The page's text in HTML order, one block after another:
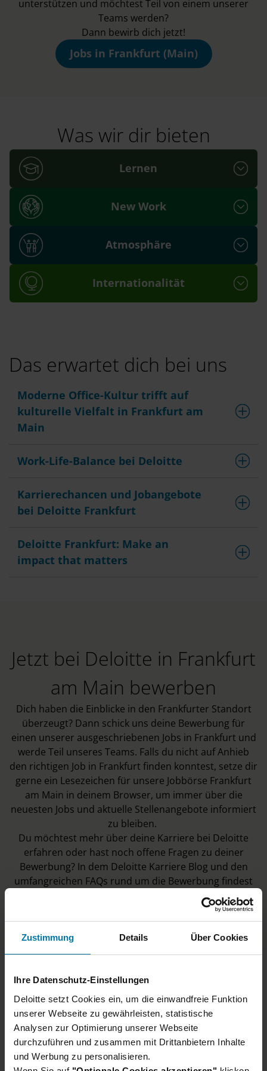
Zustimmung Details Über Cookies
Ihre Datenschutz-Einstellungen
Deloitte setzt Cookies ein, um die einwandfreie Funktion
unserer Webseite zu gewährleisten, statistische
Analysen zur Optimierung unserer Webseite
durchzuführen und zusammen mit Drittanbietern Inhalte
und Werbung zu personalisieren.
unterstützen und möchtest Teil von einem unserer
Teams werden?
Dann bewirb dich jetzt!
Jobs in Frankfurt (Main)
Was wir dir bieten
Lernen
New Work
Atmosphäre
Internationalität
Das erwartet dich bei uns
Moderne Office-Kultur trifft auf
kulturelle Vielfalt in Frankfurt am
Main
Work-Life-Balance bei Deloitte
Karrierechancen und Jobangebote
bei Deloitte Frankfurt
Deloitte Frankfurt: Make an
impact that matters
Jetzt bei Deloitte in Frankfurt
am Main bewerben
Dich haben die Einblicke in den Frankfurter Standort
überzeugt? Dann schick uns deine Bewerbung für
einen unserer ausgeschriebenen Jobs in Frankfurt und
werde Teil unseres Teams. Falls du nicht auf Anhieb
den richtigen Job in Frankfurt finden konntest, setze dir
gerne ein Lesezeichen für unsere Jobbörse Frankfurt
am Main in deinem Browser, um immer über die
neuesten Jobs und aktuelle Stellenangebote informiert
zu bleiben.
Du möchtest mehr über deine Karriere bei Deloitte
erfahren oder hast noch offene Fragen zu deiner
Bewerbung? In dem Deloitte Karriere Blog und den
umfangreichen FAQs rund um die Bewerbung findest
du weitere Informationen und Antworten zu deiner
Karriere bei Deloitte in Frankfurt. Wir freuen uns
darauf, dich kennenzulernen!
Unsere Auswahl aus 516
Jobs für dich
(Junior) Assistant Sekretariat